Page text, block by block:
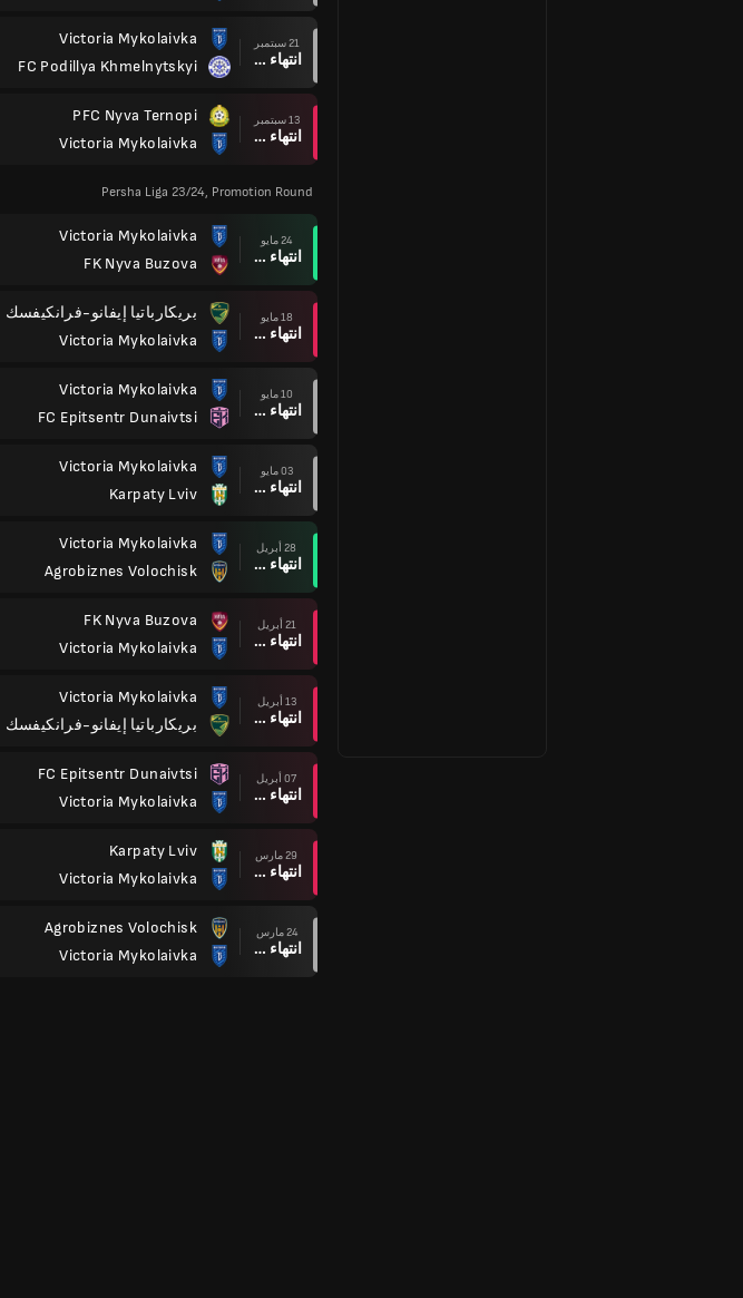
21 سبتمبر
انتهاء وقت المباراة
Victoria Mykolaivka
FC Podillya Khmelnytskyi
13 سبتمبر
انتهاء وقت المباراة
PFC Nyva Ternopi
Victoria Mykolaivka
Persha Liga 23/24, Promotion Round
24 مايو
انتهاء وقت المباراة
Victoria Mykolaivka
FK Nyva Buzova
18 مايو
انتهاء وقت المباراة
بريكارباتيا إيفانو-فرانكيفسك
Victoria Mykolaivka
10 مايو
انتهاء وقت المباراة
Victoria Mykolaivka
FC Epitsentr Dunaivtsi
03 مايو
انتهاء وقت المباراة
Victoria Mykolaivka
Karpaty Lviv
28 أبريل
انتهاء وقت المباراة
Victoria Mykolaivka
Agrobiznes Volochisk
21 أبريل
انتهاء وقت المباراة
FK Nyva Buzova
Victoria Mykolaivka
13 أبريل
انتهاء وقت المباراة
Victoria Mykolaivka
بريكارباتيا إيفانو-فرانكيفسك
07 أبريل
انتهاء وقت المباراة
FC Epitsentr Dunaivtsi
Victoria Mykolaivka
29 مارس
انتهاء وقت المباراة
Karpaty Lviv
Victoria Mykolaivka
24 مارس
انتهاء وقت المباراة
Agrobiznes Volochisk
Victoria Mykolaivka